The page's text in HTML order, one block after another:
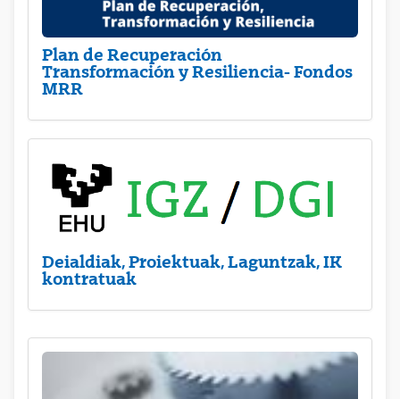
Plan de Recuperación
Transformación y Resiliencia- Fondos
MRR
Deialdiak, Proiektuak, Laguntzak, IK
kontratuak